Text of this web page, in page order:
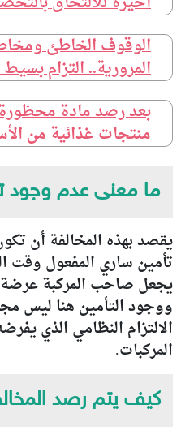
الوقوف الخاطئ
المرورية.. التزام
منتجات غذائية من
ما معنى عدم وجود
يقصد بهذه المخالفة أن
تأمين ساري المفعول وقت
يجعل صاحب المركبة عرضة
ووجود التأمين هنا ليس
الالتزام النظامي الذي
المركبات.
كيف يتم رصد